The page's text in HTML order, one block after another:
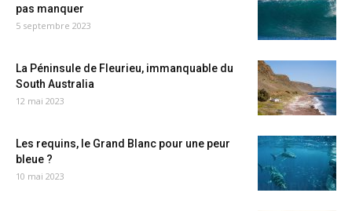
pas manquer
5 septembre 2023
La Péninsule de Fleurieu, immanquable du
South Australia
12 mai 2023
Les requins, le Grand Blanc pour une peur
bleue ?
10 mai 2023